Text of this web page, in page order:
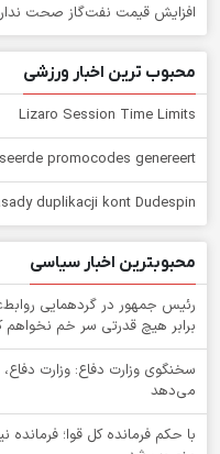
افزایش قیمت نفت‌گاز صحت
محبوب ترین اخبار ورزشی
Lizaro Session Time Limits
promocodes genereert
duplikacji kont Dudespin
محبوبترین اخبار سیاسی
رئیس جمهور در گردهمایی
برابر هیچ قدرتی سر خم نخواهم
سخنگوی وزارت دفاع: وزارت
می‌دهد
با حکم فرمانده کل قوا؛ فرمانده